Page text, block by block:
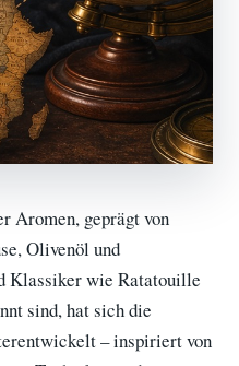
Aromen, geprägt von
Olivenöl und
Klassiker wie Ratatouille
sind, hat sich die
– inspiriert von